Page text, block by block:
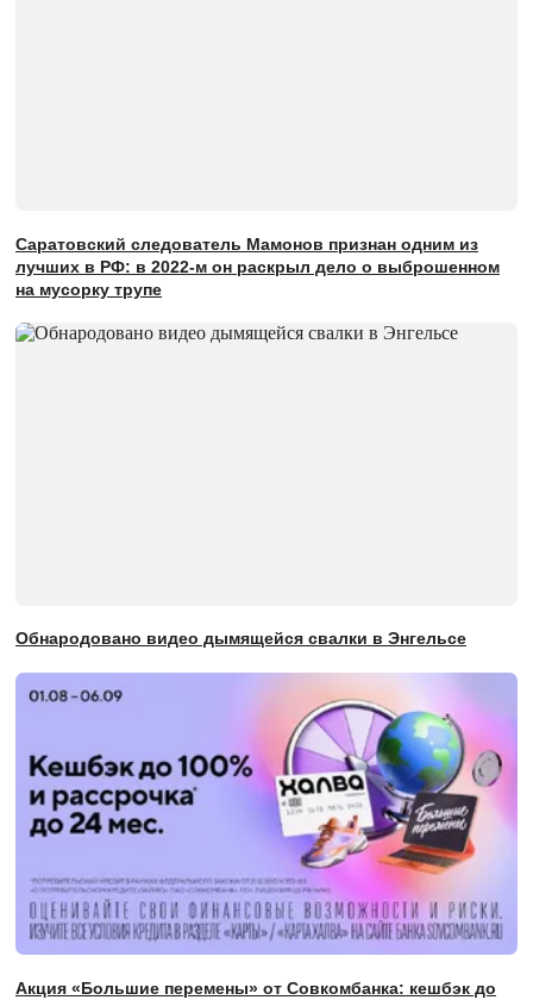
Саратовский следователь Мамонов признан одним из
лучших в РФ: в 2022-м он раскрыл дело о выброшенном
на мусорку трупе
Обнародовано видео дымящейся свалки в Энгельсе
Акция «Большие перемены» от Совкомбанка: кешбэк до